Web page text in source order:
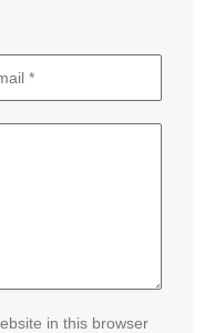
in this browser